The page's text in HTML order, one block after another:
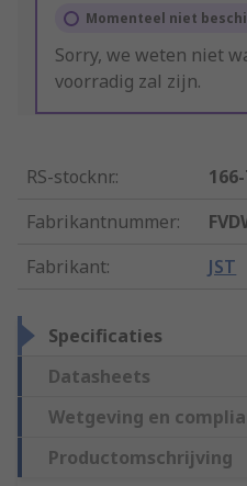
Momenteel niet
Sorry, we weten niet
voorradig zal zijn.
RS-stocknr.:
Fabrikantnummer:
Fabrikant: JST
Specificaties
Datasheets
Wetgeving en
Productomschrijving